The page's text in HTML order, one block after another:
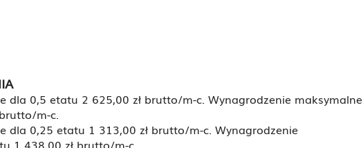
dla 0,5 etatu 2 625,00 zł brutto/m-c. Wynagrodzenie maksymalne
m-c.
dla 0,25 etatu 1 313,00 zł brutto/m-c. Wynagrodzenie
1 438,00 zł brutto/m-c.